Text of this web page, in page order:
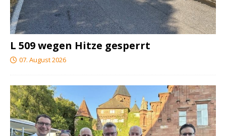
L 509 wegen Hitze gesperrt
07. August 2026